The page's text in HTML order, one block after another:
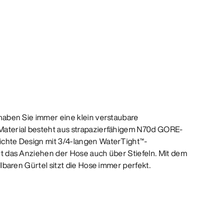
Sie immer eine klein verstaubare
besteht aus strapazierfähigem N70d GORE-
Design mit 3/4-langen WaterTight™-
Anziehen der Hose auch über Stiefeln. Mit dem
Gürtel sitzt die Hose immer perfekt.